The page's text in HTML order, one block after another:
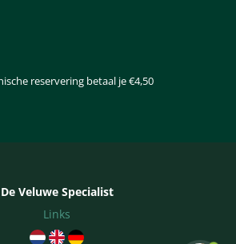
reservering betaal je €4,50
De Veluwe Specialist
Links